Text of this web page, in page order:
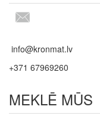
info@kronmat.lv
+371 67969260
MEKLĒ MŪS